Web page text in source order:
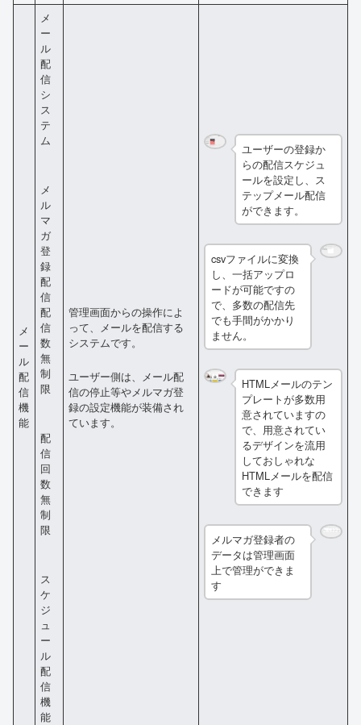
メ
ー
ル
配
信
機
能
メ
ー
ル
配
信
シ
ス
テ
ム
メ
ル
マ
ガ
登
録
配
信
配
信
数
無
制
限
配
信
回
数
無
制
限
ス
ケ
ジ
ュ
ー
ル
配
信
機
能
管理画面からの操作によ
って、メールを配信する
システムです。
ユーザー側は、メール配
信の停止等やメルマガ登
録の設定機能が装備され
ています。
ユーザーの登録か
らの配信スケジュ
ールを設定し、ス
テップメール配信
ができます。
csvファイルに変換
し、一括アップロ
ードが可能ですの
で、多数の配信先
でも手間がかかり
ません。
HTMLメールのテン
プレートが多数用
意されていますの
で、用意されてい
るデザインを流用
しておしゃれな
HTMLメールを配信
できます
メルマガ登録者の
データは管理画面
上で管理ができま
す